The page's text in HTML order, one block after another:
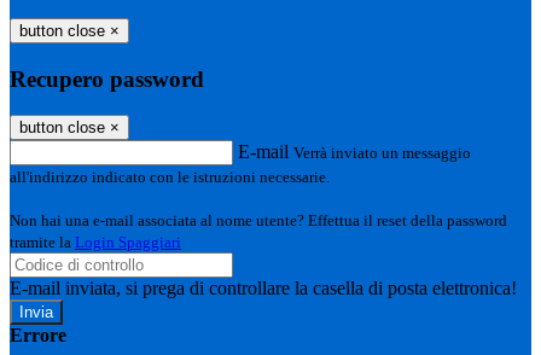
button close ×
Recupero password
button close ×
E-mail Verrà inviato un messaggio
all'indirizzo indicato con le istruzioni necessarie.
Non hai una e-mail associata al nome utente? Effettua il reset della password
tramite la Login Spaggiari
E-mail inviata, si prega di controllare la casella di posta elettronica!
Errore